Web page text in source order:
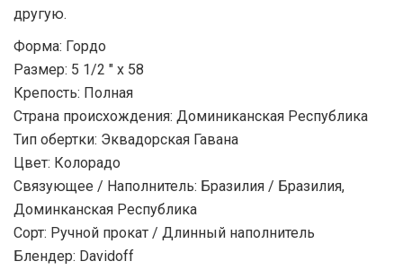
другую.
Форма: Гордо
Размер: 5 1/2 " х 58
Крепость: Полная
Страна происхождения: Доминиканская Республика
Тип обертки: Эквадорская Гавана
Цвет: Колорадо
Связующее / Наполнитель: Бразилия / Бразилия,
Доминканская Республика
Сорт: Ручной прокат / Длинный наполнитель
Блендер: Davidoff